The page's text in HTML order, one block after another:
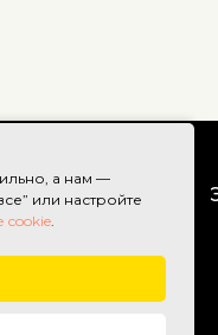
а нам —
или настройте
cookie
УПАКОВКА